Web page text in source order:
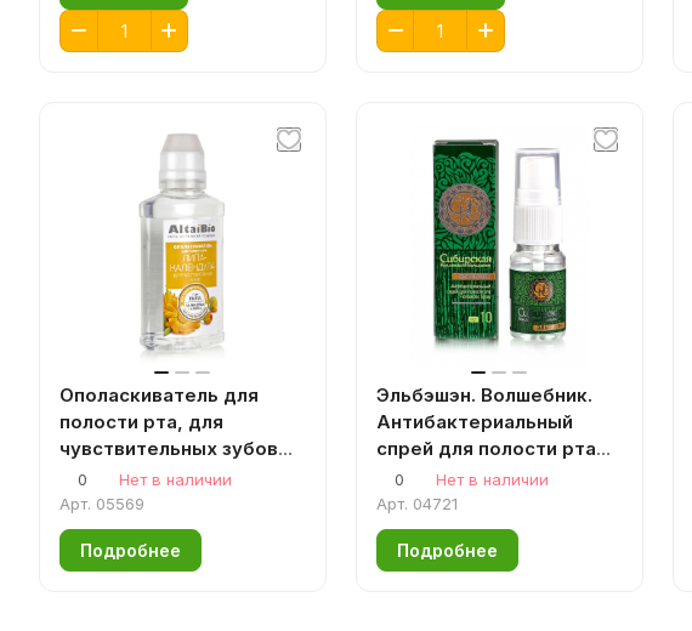
Ополаскиватель для
полости рта, для
чувствительных зубов
Липа-Календула 200 мл.
0
Нет в наличии
Арт. 05569
Подробнее
Эльбэшэн. Волшебник.
Антибактериальный
спрей для полости рта
10мл.
0
Нет в наличии
Арт. 04721
Подробнее